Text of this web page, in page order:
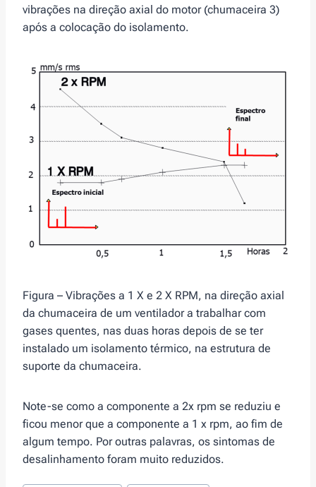
vibrações na direção axial do motor (chumaceira 3)
após a colocação do isolamento.
Figura – Vibrações a 1 X e 2 X RPM, na direção axial
da chumaceira de um ventilador a trabalhar com
gases quentes, nas duas horas depois de se ter
instalado um isolamento térmico, na estrutura de
suporte da chumaceira.
Note-se como a componente a 2x rpm se reduziu e
ficou menor que a componente a 1 x rpm, ao fim de
algum tempo. Por outras palavras, os sintomas de
desalinhamento foram muito reduzidos.